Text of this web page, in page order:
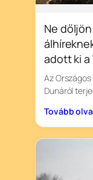
Ne
adott ki a
Az
Dunáról
Tovább